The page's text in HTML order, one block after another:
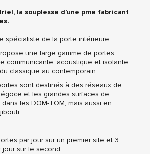
la souplesse d’une pme fabricant
spécialiste de la porte intérieure.
une large gamme de portes
communicante, acoustique et isolante,
classique au contemporain.
sont destinés à des réseaux de
et les grandes surfaces de
les DOM-TOM, mais aussi en
par jour sur un premier site et 3
sur le second.